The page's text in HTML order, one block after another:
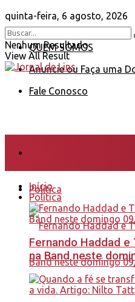
quinta-feira, 6 agosto, 2026
QUEM SOMOS
Anuncie ou Faça uma
Fale Conosco
Nenhum Resultado
View All Result
Política
Início
Política
Fernando Haddad
na Band neste